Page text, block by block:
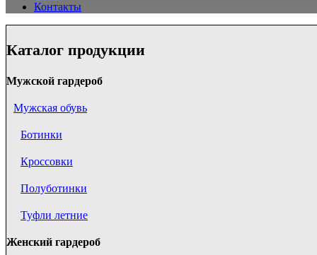
Контакты
Каталог продукции
Мужской гардероб
Мужская обувь
Ботинки
Кроссовки
Полуботинки
Туфли летние
Женский гардероб